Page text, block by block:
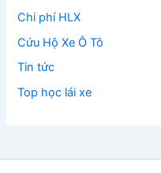
Chi phí HLX
Cứu Hộ Xe Ô Tô
Tin tức
Top học lái xe